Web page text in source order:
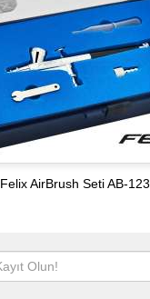
Felix AirBrush Seti AB-123